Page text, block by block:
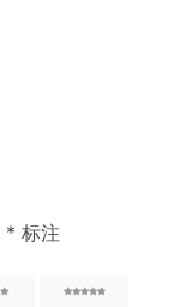
* 标注
5 星